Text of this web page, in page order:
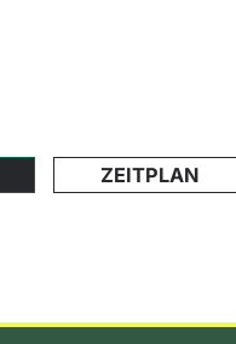
ZEITPLAN